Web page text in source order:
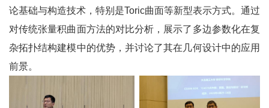
论基础与构造技术，特别是Toric曲面等新型表示方式。通过
对传统张量积曲面方法的对比分析，展示了多边参数化在复
杂拓扑结构建模中的优势，并讨论了其在几何设计中的应用
前景。